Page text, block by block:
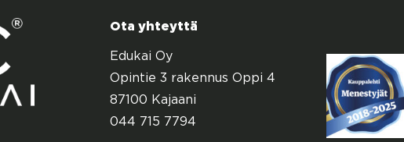
Ota yhteyttä
Edukai Oy
Opintie 3 rakennus Oppi 4
87100 Kajaani
044 715 7794